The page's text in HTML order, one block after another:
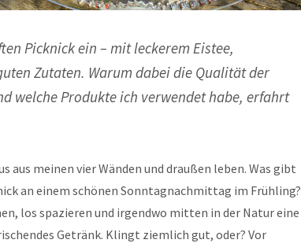
Picknick ein – mit leckerem Eistee,
Zutaten. Warum dabei die Qualität der
welche Produkte ich verwendet habe, erfahrt
aus meinen vier Wänden und draußen leben. Was gibt
an einem schönen Sonntagnachmittag im Frühling?
los spazieren und irgendwo mitten in der Natur eine
Getränk. Klingt ziemlich gut, oder? Vor